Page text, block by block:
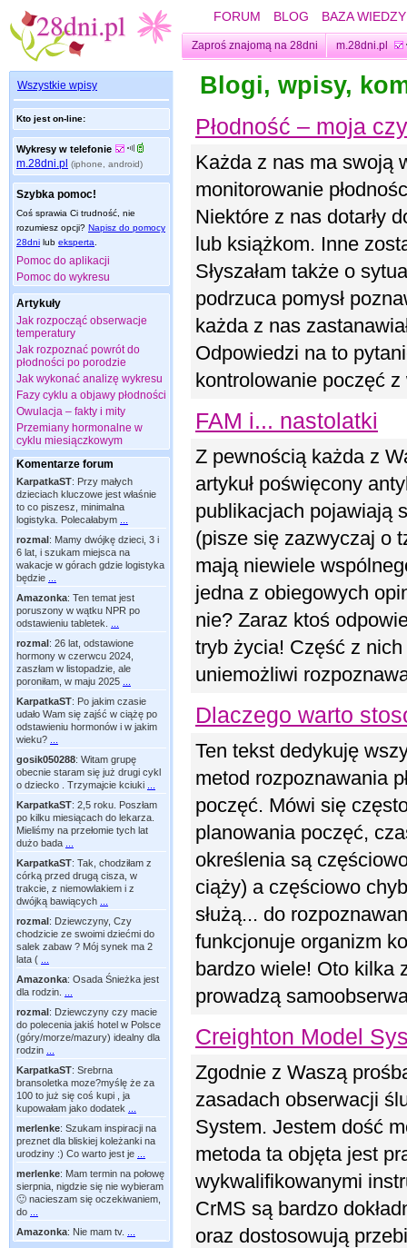
FORUM BLOG BAZA WIEDZY
Zaproś znajomą na 28dni m.28dni.pl
Wszystkie wpisy
Kto jest on-line:
Wykresy w telefonie
m.28dni.pl (iphone, android)
Szybka pomoc!
Coś sprawia Ci trudność, nie
rozumiesz opcji? Napisz do pomocy
28dni lub eksperta
Pomoc do aplikacji
Pomoc do wykresu
Artykuły
Jak rozpocząć obserwacje
temperatury
Jak rozpoznać powrót do
płodności po porodzie
Jak wykonać analizę wykresu
Fazy cyklu a objawy płodności
Owulacja – fakty i mity
Przemiany hormonalne w
cyklu miesiączkowym
Komentarze forum
KarpatkaST: Przy małych
dzieciach kluczowe jest właśnie
to co piszesz, minimalna
logistyka. Polecałabym
rozmal: Mamy dwójkę dzieci, 3 i
6 lat, i szukam miejsca na
wakacje w górach gdzie logistyka
będzie
Amazonka: Ten temat jest
poruszony w wątku NPR po
odstawieniu tabletek.
rozmal: 26 lat, odstawione
hormony w czerwcu 2024,
zaszłam w listopadzie, ale
poroniłam, w maju 2025
KarpatkaST: Po jakim czasie
udało Wam się zajść w ciążę po
odstawieniu hormonów i w jakim
wieku?
gosik050288: Witam grupę
obecnie staram się już drugi cykl
o dziecko . Trzymajcie kciuki
KarpatkaST: 2,5 roku. Poszłam
po kilku miesiącach do lekarza.
Mieliśmy na przełomie tych lat
dużo bada
KarpatkaST: Tak, chodziłam z
córką przed drugą cisza, w
trakcie, z niemowlakiem i z
dwójką bawiących
rozmal: Dziewczyny, Czy
chodzicie ze swoimi dziećmi do
salek zabaw ? Mój synek ma 2
lata (
Amazonka: Osada Śnieżka jest
dla rodzin.
rozmal: Dziewczyny czy macie
do polecenia jakiś hotel w Polsce
(góry/morze/mazury) idealny dla
rodzin
KarpatkaST: Srebrna
bransoletka moze?myślę że za
100 to już się coś kupi , ja
kupowałam jako dodatek
merlenke: Szukam inspiracji na
preznet dla bliskiej koleżanki na
urodziny :) Co warto jest je
merlenke: Mam termin na połowę
sierpnia, nigdzie się nie wybieram
🙂 nacieszam się oczekiwaniem,
do
Amazonka: Nie mam tv.
Blogi, wpisy,
Płodność – moja
Każda z nas ma swoją
monitorowanie
Niektóre z nas dotarły
lub książkom. Inne
Słyszałam także o
podrzuca pomysł
każda z nas
Odpowiedzi na to
kontrolowanie poczęć
FAM i... nastolatki
Z pewnością każda z
artykuł poświęcony
publikacjach pojawiają
(pisze się zazwyczaj o
mają niewiele
jedna z obiegowych
nie? Zaraz ktoś
tryb życia! Część z
uniemożliwi
Dlaczego warto
Ten tekst dedykuję
metod rozpoznawania
poczęć. Mówi się
planowania poczęć,
określenia są
ciąży) a częściowo
służą... do
funkcjonuje organizm
bardzo wiele! Oto kilka
prowadzą
Creighton Model
Zgodnie z Waszą
zasadach obserwacji
System. Jestem dość
metoda ta objęta jest
wykwalifikowanymi
CrMS są bardzo
oraz dostosowują